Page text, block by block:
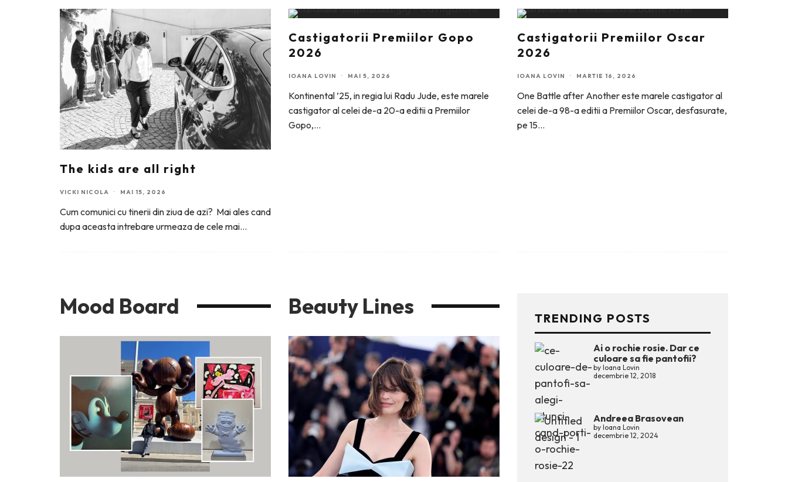
The kids are all right
VICKI NICOLA · MAI 15, 2026
Cum comunici cu tinerii din ziua de azi? Mai ales cand
dupa aceasta intrebare urmeaza de cele mai...
Castigatorii Premiilor Gopo
2026
IOANA LOVIN · MAI 5, 2026
Kontinental ’25, in regia lui Radu Jude, este marele
castigator al celei de-a 20-a editii a Premiilor
Gopo,...
Castigatorii Premiilor Oscar
2026
IOANA LOVIN · MARTIE 16, 2026
One Battle after Another este marele castigator al
celei de-a 98-a editii a Premiilor Oscar, desfasurate,
pe 15...
Mood Board Beauty Lines TRENDING POSTS
Ai o rochie rosie. Dar ce
culoare sa fie pantofii?
by Ioana Lovin
decembrie 12, 2018
Andreea Brasovean
by Ioana Lovin
decembrie 12, 2024